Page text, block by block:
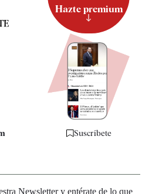
Hazte premium
Suscríbete
Newsletter y entérate de lo que